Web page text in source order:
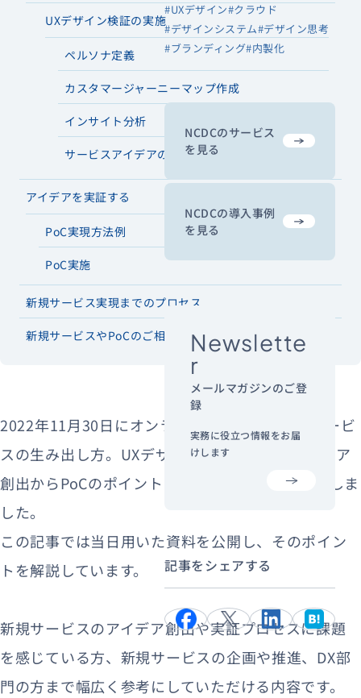
UXデザイン検証の実施
ペルソナ定義
カスタマージャーニーマップ作成
インサイト分析
サービスアイデアの追加
アイデアを実証する
PoC実現方法例
PoC実施
新規サービス実現までのプロセス
新規サービスやPoCのご相談はNCDCへ
2022年11月30日にオンラインセミナー『新規サービ
スの生み出し方。UXデザインを取り入れたアイデア
創出からPoCのポイントまでを解説』を開催いたしま
した。
この記事では当日用いた資料を公開し、そのポイン
トを解説しています。
新規サービスのアイデア創出や実証プロセスに課題
を感じている方、新規サービスの企画や推進、DX部
門の方まで幅広く参考にしていただける内容です。
#UXデザイン#クラウド
#デザインシステム#デザイン思考
#ブランディング#内製化
NCDCのサービス
を見る
NCDCの導入事例
を見る
Newslette
r
メールマガジンのご登
録
実務に役立つ情報をお届
けします
記事をシェアする